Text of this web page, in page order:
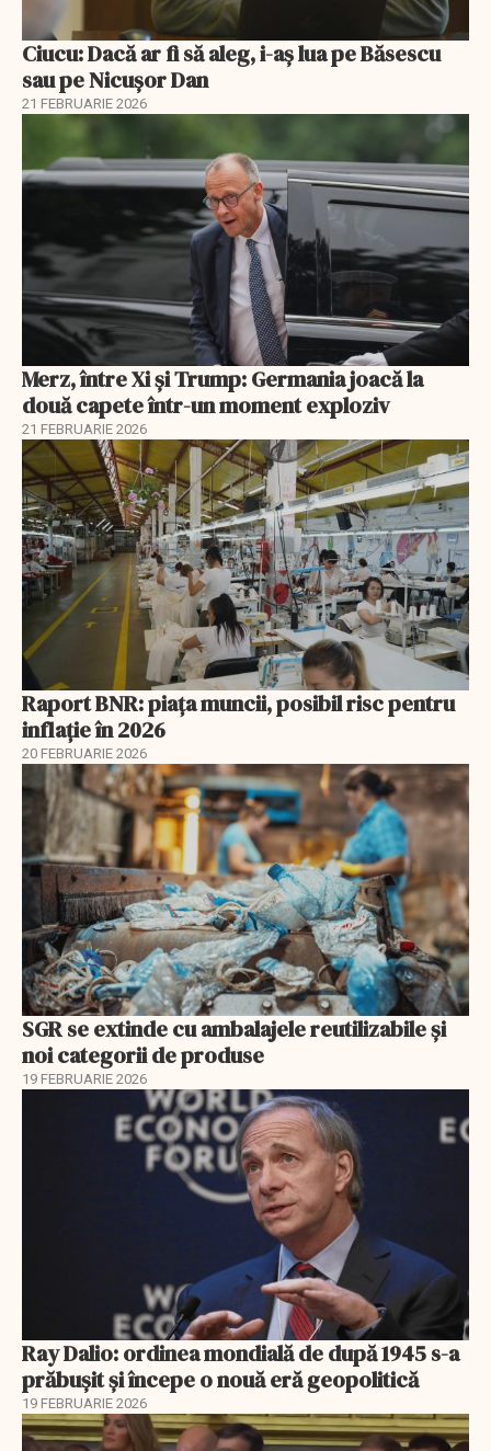
Ciucu: Dacă ar fi să aleg, i-aș lua pe Băsescu
sau pe Nicușor Dan
21 FEBRUARIE 2026
Merz, între Xi și Trump: Germania joacă la
două capete într-un moment exploziv
21 FEBRUARIE 2026
Raport BNR: piața muncii, posibil risc pentru
inflație în 2026
20 FEBRUARIE 2026
SGR se extinde cu ambalajele reutilizabile și
noi categorii de produse
19 FEBRUARIE 2026
Ray Dalio: ordinea mondială de după 1945 s-a
prăbușit și începe o nouă eră geopolitică
19 FEBRUARIE 2026